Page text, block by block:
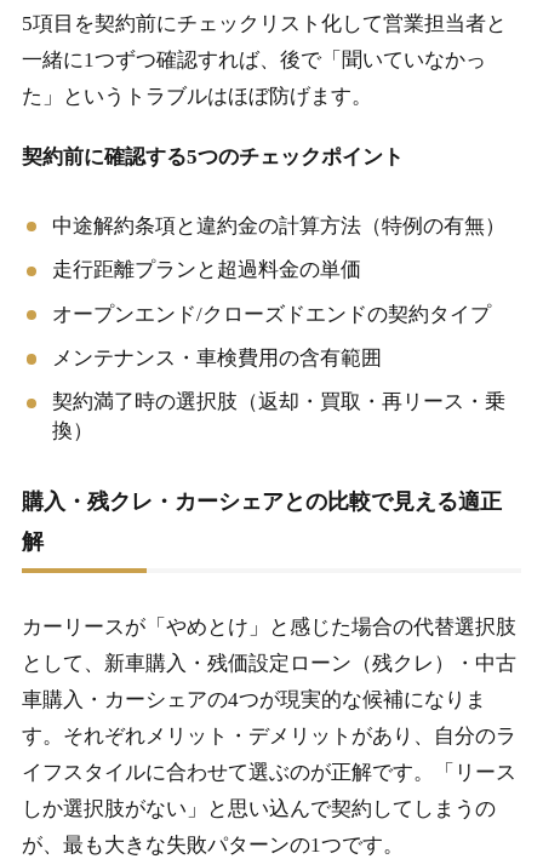
5項目を契約前にチェックリスト化して営業担当者と
一緒に1つずつ確認すれば、後で「聞いていなかっ
た」というトラブルはほぼ防げます。
契約前に確認する5つのチェックポイント
中途解約条項と違約金の計算方法（特例の有無）
走行距離プランと超過料金の単価
オープンエンド/クローズドエンドの契約タイプ
メンテナンス・車検費用の含有範囲
契約満了時の選択肢（返却・買取・再リース・乗
換）
購入・残クレ・カーシェアとの比較で見える適正
解
カーリースが「やめとけ」と感じた場合の代替選択肢
として、新車購入・残価設定ローン（残クレ）・中古
車購入・カーシェアの4つが現実的な候補になりま
す。それぞれメリット・デメリットがあり、自分のラ
イフスタイルに合わせて選ぶのが正解です。「リース
しか選択肢がない」と思い込んで契約してしまうの
が、最も大きな失敗パターンの1つです。